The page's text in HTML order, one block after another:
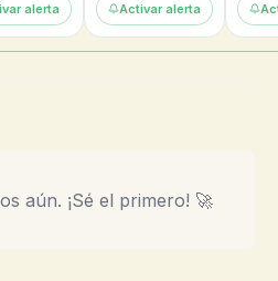
alerta Activar alerta
aún. ¡Sé el primero! 🚀